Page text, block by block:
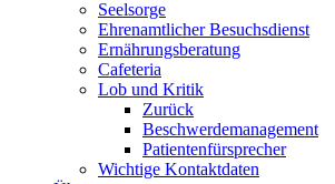
Seelsorge
Ehrenamtlicher Besuchsdienst
Ernährungsberatung
Cafeteria
Lob und Kritik
Zurück
Beschwerdemanagement
Patientenfürsprecher
Wichtige Kontaktdaten